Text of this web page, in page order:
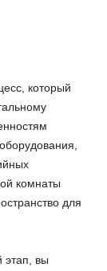
который
комнаты
для
этап, вы